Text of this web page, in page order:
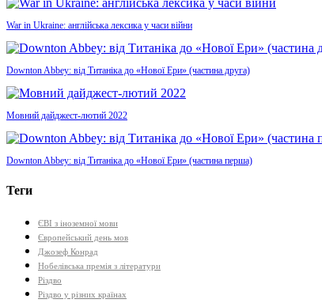
War in Ukraine: англійська лексика у часи війни
Downton Abbey: від Титаніка до «Нової Ери» (частина друга)
Мовний дайджест-лютий 2022
Downton Abbey: від Титаніка до «Нової Ери» (частина перша)
Теги
ЄВІ з іноземної мови
Європейський день мов
Джозеф Конрад
Нобелівська премія з літератури
Різдво
Різдво у різних країнах